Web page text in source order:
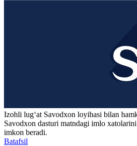
Izohli lugʻat Savodxon loyihasi bilan
Savodxon dasturi matndagi imlo
imkon beradi.
Batafsil